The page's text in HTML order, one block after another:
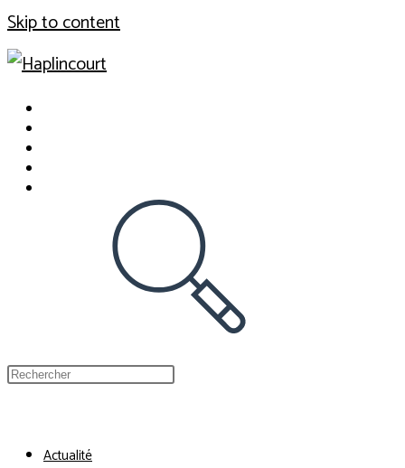
Skip to content
Actualité